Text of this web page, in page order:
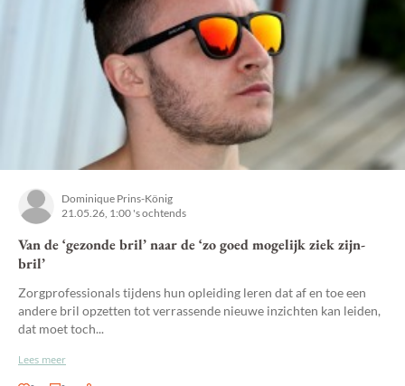
Dominique Prins-König
21.05.26, 1:00 's ochtends
Van de ‘gezonde bril’ naar de ‘zo goed mogelijk ziek zijn-
bril’
Zorgprofessionals tijdens hun opleiding leren dat af en toe een
andere bril opzetten tot verrassende nieuwe inzichten kan leiden,
dat moet toch...
Lees meer